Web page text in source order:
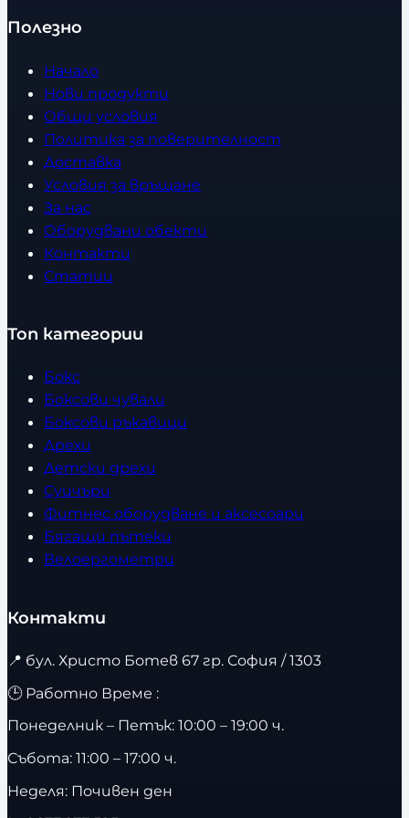
Полезно
Начало
Нови продукти
Общи условия
Политика за поверителност
Доставка
Условия за връщане
За нас
Оборудвани обекти
Контакти
Статии
Топ категории
Бокс
Боксови чували
Боксови ръкавици
Дрехи
Детски дрехи
Суичъри
Фитнес оборудване и аксесоари
Бягащи пътеки
Велоергометри
Контакти
📍 бул. Христо Ботев 67 гр. София / 1303
🕒 Работно Време :
Понеделник – Петък: 10:00 – 19:00 ч.
Събота: 11:00 – 17:00 ч.
Неделя: Почивен ден